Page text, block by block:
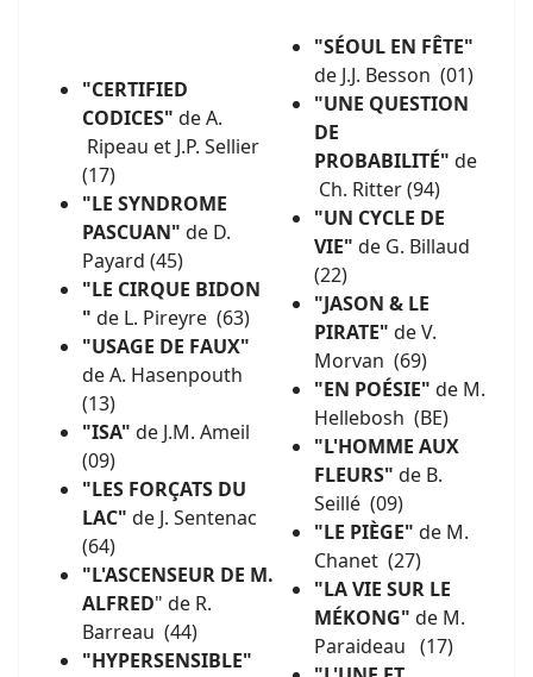
"CERTIFIED
CODICES" de A.
Ripeau et J.P. Sellier
(17)
"LE SYNDROME
PASCUAN" de D.
Payard (45)
"LE CIRQUE BIDON
" de L. Pireyre (63)
"USAGE DE FAUX"
de A. Hasenpouth
(13)
"ISA" de J.M. Ameil
(09)
"LES FORÇATS DU
LAC" de J. Sentenac
(64)
"L'ASCENSEUR DE M.
ALFRED" de R.
Barreau (44)
"HYPERSENSIBLE"
"SÉOUL EN FÊTE"
de J.J. Besson (01)
"UNE QUESTION
DE
PROBABILITÉ" de
Ch. Ritter (94)
"UN CYCLE DE
VIE" de G. Billaud
(22)
"JASON & LE
PIRATE" de V.
Morvan (69)
"EN POÉSIE" de M.
Hellebosh (BE)
"L'HOMME AUX
FLEURS" de B.
Seillé (09)
"LE PIÈGE" de M.
Chanet (27)
"LA VIE SUR LE
MÉKONG" de M.
Paraideau (17)